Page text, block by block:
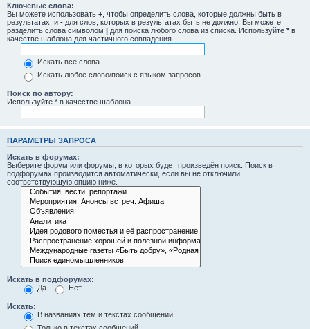
Ключевые слова:
Вы можете использовать + , чтобы определить слова, которые должны быть в
результатах, и - для слов, которых в результатах быть не должно. Вы можете
разделить слова символом | для поиска любого слова из списка. Используйте * в
качестве шаблона для частичного совпадения.
Искать все слова
Искать любое слово/поиск с языком запросов
Поиск по автору:
Используйте * в качестве шаблона.
ПАРАМЕТРЫ ЗАПРОСА
Искать в форумах:
Выберите форум или форумы, в которых будет произведён поиск. Поиск в
подфорумах производится автоматически, если вы не отключили
соответствующую опцию ниже.
Искать в подфорумах:
Да
Нет
Искать:
В названиях тем и текстах сообщений